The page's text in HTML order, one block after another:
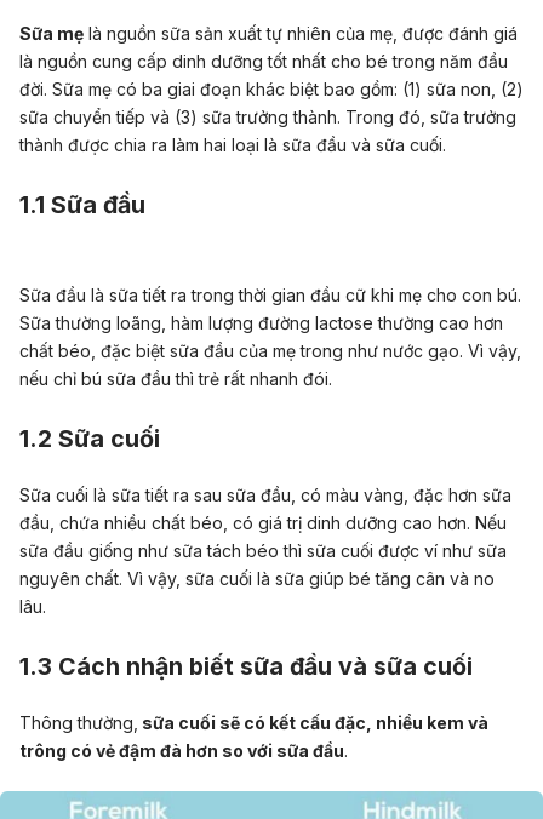
Sữa mẹ là nguồn sữa sản xuất tự nhiên của mẹ, được đánh giá
là nguồn cung cấp dinh dưỡng tốt nhất cho bé trong năm đầu
đời. Sữa mẹ có ba giai đoạn khác biệt bao gồm: (1) sữa non, (2)
sữa chuyển tiếp và (3) sữa trưởng thành. Trong đó, sữa trưởng
thành được chia ra làm hai loại là sữa đầu và sữa cuối.
1.1 Sữa đầu
Sữa đầu là sữa tiết ra trong thời gian đầu cữ khi mẹ cho con bú.
Sữa thường loãng, hàm lượng đường lactose thường cao hơn
chất béo, đặc biệt sữa đầu của mẹ trong như nước gạo. Vì vậy,
nếu chỉ bú sữa đầu thì trẻ rất nhanh đói.
1.2 Sữa cuối
Sữa cuối là sữa tiết ra sau sữa đầu, có màu vàng, đặc hơn sữa
đầu, chứa nhiều chất béo, có giá trị dinh dưỡng cao hơn. Nếu
sữa đầu giống như sữa tách béo thì sữa cuối được ví như sữa
nguyên chất. Vì vậy, sữa cuối là sữa giúp bé tăng cân và no
lâu.
1.3 Cách nhận biết sữa đầu và sữa cuối
Thông thường, sữa cuối sẽ có kết cấu đặc, nhiều kem và
trông có vẻ đậm đà hơn so với sữa đầu.